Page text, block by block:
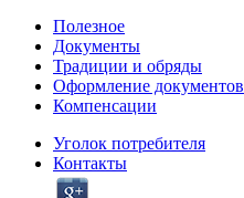
Полезное
Документы
Традиции и обряды
Оформление документов
Компенсации
Уголок потребителя
Контакты